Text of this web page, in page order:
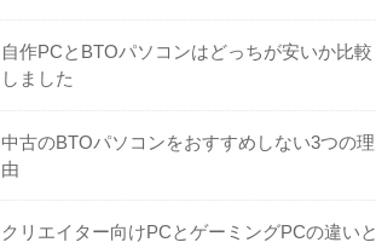
自作PCとBTOパソコンはどっちが安いか比較
しました
中古のBTOパソコンをおすすめしない3つの理
由
クリエイター向けPCとゲーミングPCの違いと